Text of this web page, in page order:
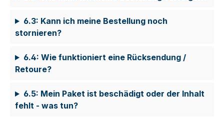
6.3: Kann ich meine Bestellung noch
stornieren?
6.4: Wie funktioniert eine Rücksendung /
Retoure?
6.5: Mein Paket ist beschädigt oder der Inhalt
fehlt - was tun?